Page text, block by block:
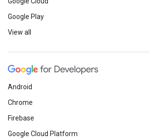
Google Play
View all
Android
Chrome
Firebase
Google Cloud Platform